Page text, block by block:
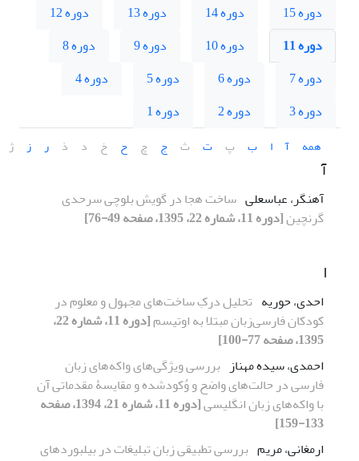
دوره 15
دوره 14 دوره 13
دوره 12
دوره 11
دوره 10 دوره 9
دوره 8
دوره 7
دوره 6 دوره 5
دوره 4
دوره 3
دوره 2 دوره 1
همه آ ا ب پ ت ث ج چ ح خ د ذ ر ز ژ
آ
آهنگر، عباسعلی ساخت هجا در گویش بلوچی سرحدی
گرنچین[دوره 11، شماره 22، 1395، صفحه 49-76]
ا
احدی، حوریه تحلیل درکِ ساخت‌های مجهول و معلوم در
کودکان فارسی‌زبان مبتلا به اوتیسم
[دوره 11، شماره 22،
1395، صفحه 77-100]
احمدی، سیده مهناز بررسی ویژگی‌های واکه‌های زبان
فارسی در حالت‌های واضح و وُکودشده و مقایسۀ مقدماتی آن
با واکه‌های زبان انگلیسی
[دوره 11، شماره 21، 1394، صفحه
133-159]
ارمغانی، مریم بررسی تطبیقی زبان تبلیغات در بیلبوردهای